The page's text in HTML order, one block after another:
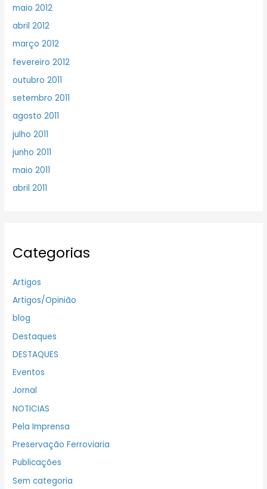
maio 2012
abril 2012
março 2012
fevereiro 2012
outubro 2011
setembro 2011
agosto 2011
julho 2011
junho 2011
maio 2011
abril 2011
Categorias
Artigos
Artigos/Opinião
blog
Destaques
DESTAQUES
Eventos
Jornal
NOTICIAS
Pela Imprensa
Preservação Ferroviaria
Publicações
Sem categoria